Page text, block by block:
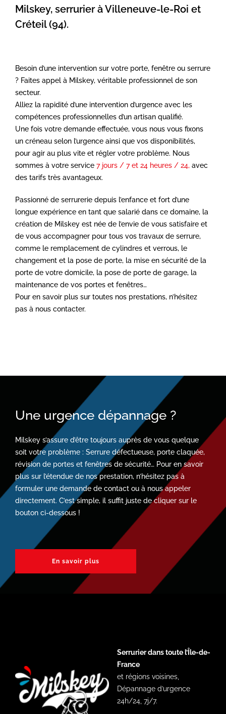
Milskey, serrurier à Villeneuve-le-Roi et
Créteil (94).
Besoin d’une intervention sur votre porte, fenêtre ou serrure
? Faites appel à Milskey, véritable professionnel de son
secteur.
Alliez la rapidité d’une intervention d’urgence avec les
compétences professionnelles d’un artisan qualifié.
Une fois votre demande effectuée, vous nous vous fixons
un créneau selon l’urgence ainsi que vos disponibilités,
pour agir au plus vite et régler votre problème. Nous
sommes à votre service 7 jours / 7 et 24 heures / 24, avec
des tarifs très avantageux.
Passionné de serrurerie depuis l’enfance et fort d’une
longue expérience en tant que salarié dans ce domaine, la
création de Milskey est née de l’envie de vous satisfaire et
de vous accompagner pour tous vos travaux de serrure,
comme le remplacement de cylindres et verrous, le
changement et la pose de porte, la mise en sécurité de la
porte de votre domicile, la pose de porte de garage, la
maintenance de vos portes et fenêtres…
Pour en savoir plus sur toutes nos prestations, n’hésitez
pas à nous contacter.
Une urgence dépannage ?
Milskey s’assure d’être toujours auprès de vous quelque
soit votre problème : Serrure défectueuse, porte claquée,
révision de portes et fenêtres de sécurité… Pour en savoir
plus sur l’étendue de nos prestation, n’hésitez pas à
formuler une demande de contact ou à nous appeler
directement. C’est simple, il suffit juste de cliquer sur le
bouton ci-dessous !
En savoir plus
Serrurier dans toute l’Île-de-
France
et régions voisines,
Dépannage d’urgence
24h/24, 7j/7.